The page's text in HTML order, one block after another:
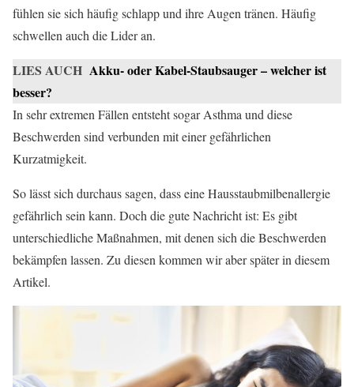
fühlen sie sich häufig schlapp und ihre Augen tränen. Häufig
schwellen auch die Lider an.
LIES AUCH Akku- oder Kabel-Staubsauger – welcher ist
besser?
In sehr extremen Fällen entsteht sogar Asthma und diese
Beschwerden sind verbunden mit einer gefährlichen
Kurzatmigkeit.
So lässt sich durchaus sagen, dass eine Hausstaubmilbenallergie
gefährlich sein kann. Doch die gute Nachricht ist: Es gibt
unterschiedliche Maßnahmen, mit denen sich die Beschwerden
bekämpfen lassen. Zu diesen kommen wir aber später in diesem
Artikel.